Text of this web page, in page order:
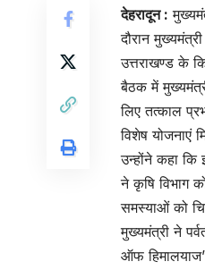
देहरादून :
दौरान
उत्तराखण्ड के
बैठक में
लिए तत्काल
विशेष योजनाएं
उन्होंने कहा कि
ने कृषि विभाग
समस्याओं को
मुख्यमंत्री ने
ऑफ